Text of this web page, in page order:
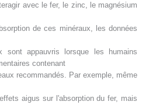
avec le fer, le zinc, le magnésium
de ces minéraux, les données
sont appauvris lorsque les humains
contenant
recommandés. Par exemple, même
aigus sur l'absorption du fer, mais